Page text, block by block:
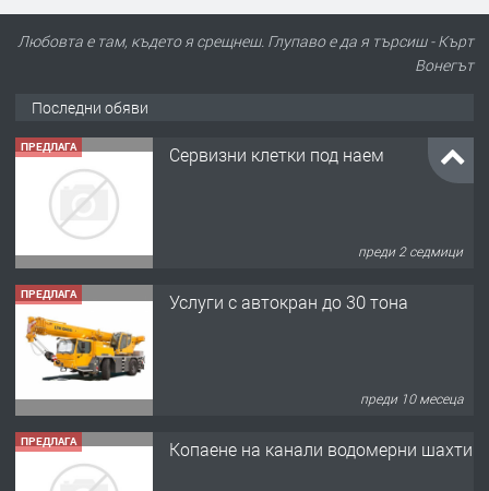
Любовта е там, където я срещнеш. Глупаво е да я търсиш - Кърт
Вонегът
Последни обяви
ПРЕДЛАГА Сервизни клетки под наем
преди 2 седмици
ПРЕДЛАГА Услуги с автокран до 30 тона
преди 10 месеца
ПРЕДЛАГА Копаене на канали водомерни шахти